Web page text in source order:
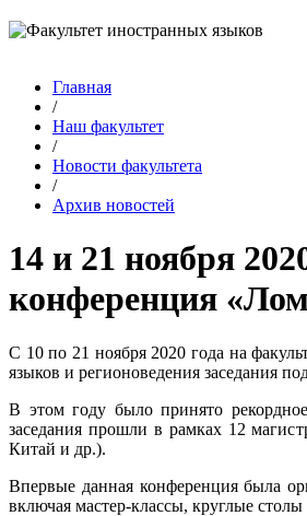
Главная
/
Наш факультет
/
Новости факультета
/
Архив новостей
14 и 21 ноября
конференция
С 10 по 21 ноября 2020 года на
языков и регионоведения заседания
В этом году было принято
заседания прошли в рамках 12
Китай и др.).
Впервые данная конференция была
включая мастер-классы, круглые